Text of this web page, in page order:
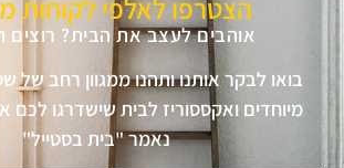
הצטרפו לאלפי לקוחות
אוהבים לעצב את הבית?
בואו לבקר אותנו ותהנו ממגוון רחב של
מיוחדים ואקססוריז לבית שישדרגו
נאמר "בית בסטייל"